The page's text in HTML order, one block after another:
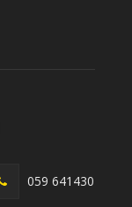
059 641430